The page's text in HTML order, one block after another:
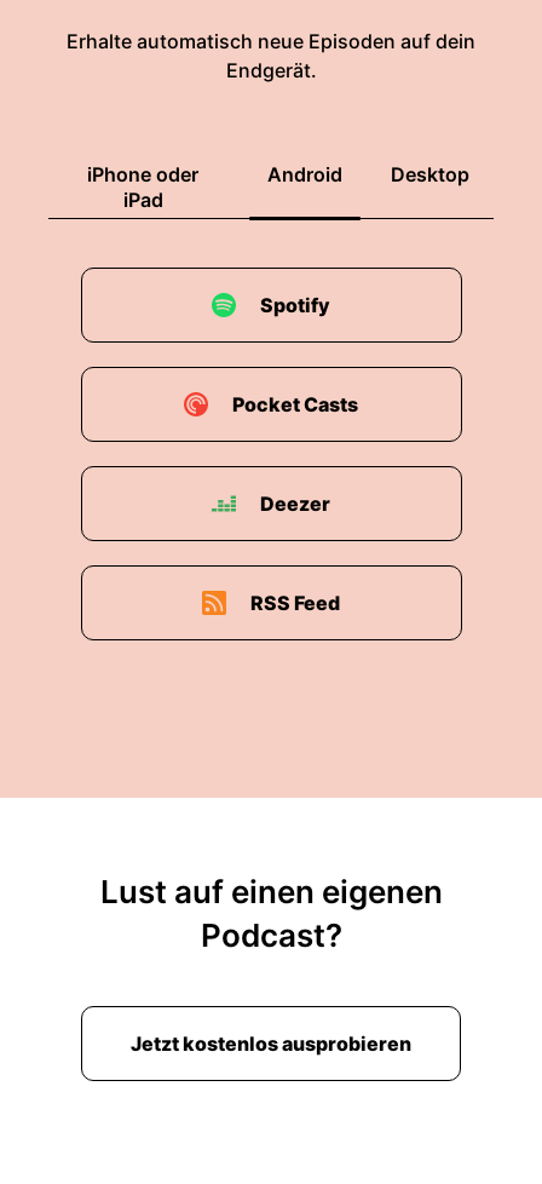
Erhalte automatisch neue Episoden auf dein
Endgerät.
iPhone oder
iPad
Android Desktop
Spotify
Pocket Casts
Deezer
RSS Feed
Lust auf einen eigenen
Podcast?
Jetzt kostenlos ausprobieren